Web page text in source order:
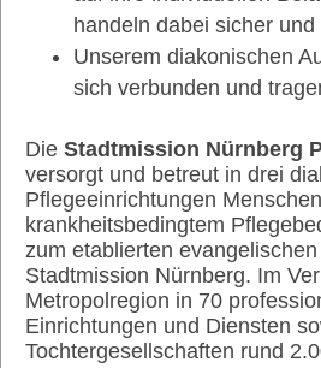
handeln dabei sicher
Unserem diakonischen
sich verbunden und
Die Stadtmission Nürnberg
versorgt und betreut in drei
Pflegeeinrichtungen
krankheitsbedingtem
zum etablierten
Stadtmission Nürnberg. Im
Metropolregion in 70
Einrichtungen und Diensten
Tochtergesellschaften rund